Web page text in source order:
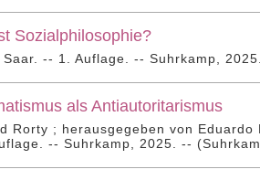
Sozialphilosophie?
Saar. -- 1. Auflage. -- Suhrkamp,
als Antiautoritarismus
Rorty ; herausgegeben von
-- Suhrkamp, 2025. --